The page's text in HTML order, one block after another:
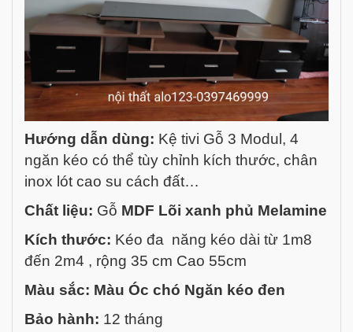
Hướng dẫn dùng: Kệ tivi Gỗ 3 Modul, 4
ngăn kéo có thể tùy chỉnh kích thước, chân
inox lót cao su cách đất…
Chất liệu: Gỗ MDF Lõi xanh phủ Melamine
Kích thước: Kéo đa năng kéo dài từ 1m8
đến 2m4 , rộng 35 cm Cao 55cm
Màu sắc: Màu Óc chó Ngăn kéo đen
Bảo hành: 12 tháng